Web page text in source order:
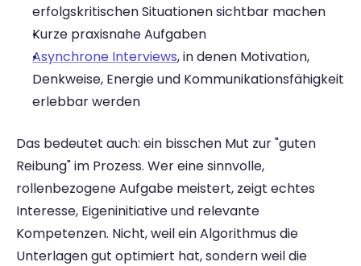
erfolgskritischen Situationen sichtbar machen
Kurze praxisnahe Aufgaben
Asynchrone Interviews, in denen Motivation,
Denkweise, Energie und Kommunikationsfähigkeit
erlebbar werden
Das bedeutet auch: ein bisschen Mut zur "guten
Reibung" im Prozess. Wer eine sinnvolle,
rollenbezogene Aufgabe meistert, zeigt echtes
Interesse, Eigeninitiative und relevante
Kompetenzen. Nicht, weil ein Algorithmus die
Unterlagen gut optimiert hat, sondern weil die